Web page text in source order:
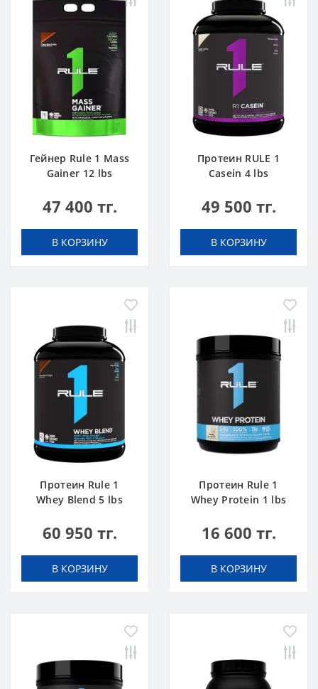
Гейнер Rule 1 Mass
Gainer 12 lbs
47 400 тг.
В КОРЗИНУ
Протеин RULE 1
Casein 4 lbs
Мороженое
49 500 тг.
В КОРЗИНУ
Протеин Rule 1
Whey Blend 5 lbs
60 950 тг.
В КОРЗИНУ
Протеин Rule 1
Whey Protein 1 lbs
Мороженое
16 600 тг.
В КОРЗИНУ